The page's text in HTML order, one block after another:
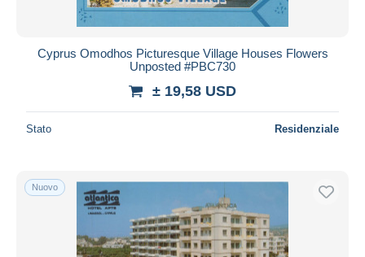
Cyprus Omodhos Picturesque Village Houses Flowers
Unposted #PBC730
± 19,58 USD
Stato Residenziale
Nuovo